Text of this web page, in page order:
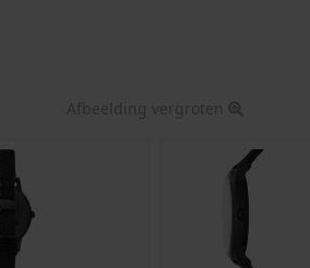
Afbeelding vergroten